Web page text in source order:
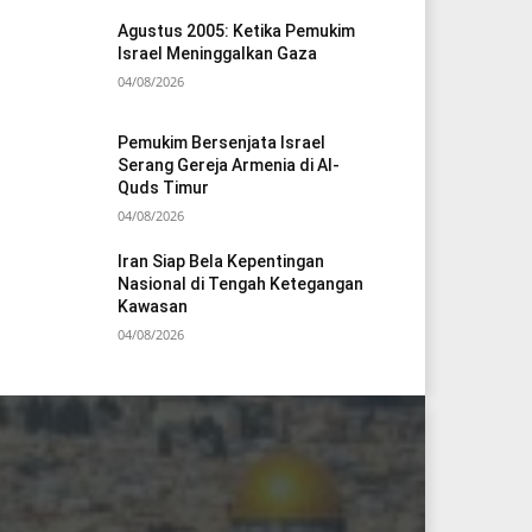
Agustus 2005: Ketika Pemukim
Israel Meninggalkan Gaza
04/08/2026
Pemukim Bersenjata Israel
Serang Gereja Armenia di Al-
Quds Timur
04/08/2026
Iran Siap Bela Kepentingan
Nasional di Tengah Ketegangan
Kawasan
04/08/2026